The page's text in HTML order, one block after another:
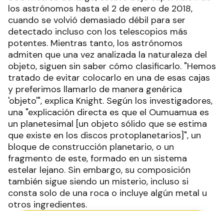
los astrónomos hasta el 2 de enero de 2018,
cuando se volvió demasiado débil para ser
detectado incluso con los telescopios más
potentes. Mientras tanto, los astrónomos
admiten que una vez analizada la naturaleza del
objeto, siguen sin saber cómo clasificarlo. "Hemos
tratado de evitar colocarlo en una de esas cajas
y preferimos llamarlo de manera genérica
'objeto'", explica Knight. Según los investigadores,
una "explicación directa es que el Oumuamua es
un planetesimal [un objeto sólido que se estima
que existe en los discos protoplanetarios]", un
bloque de construcción planetario, o un
fragmento de este, formado en un sistema
estelar lejano. Sin embargo, su composición
también sigue siendo un misterio, incluso si
consta solo de una roca o incluye algún metal u
otros ingredientes.